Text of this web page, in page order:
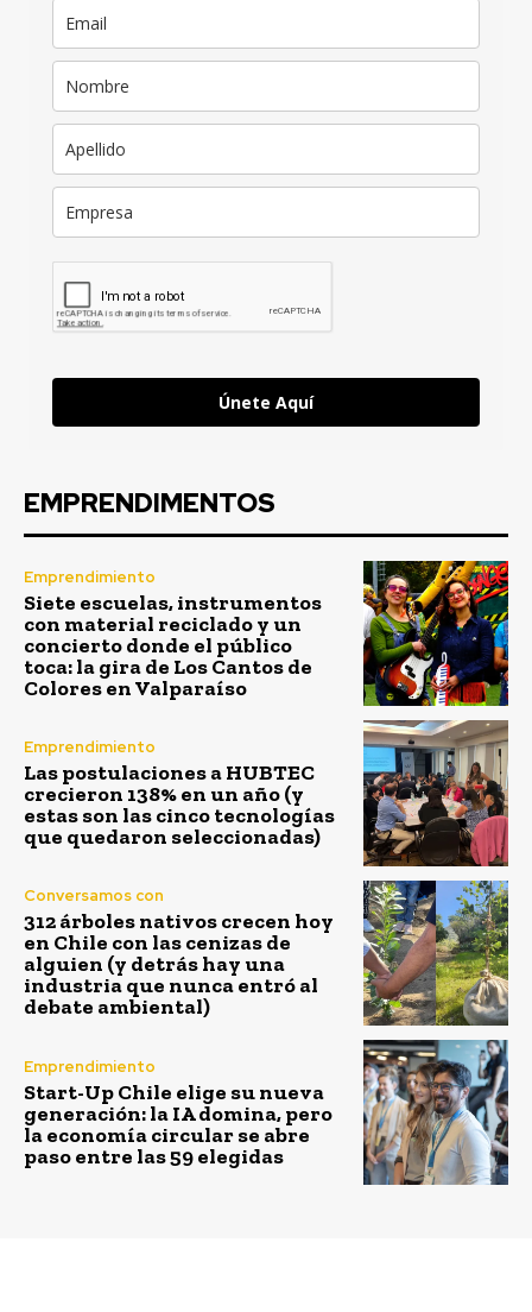
Únete Aquí
EMPRENDIMENTOS
Emprendimiento
Siete escuelas, instrumentos
con material reciclado y un
concierto donde el público
toca: la gira de Los Cantos de
Colores en Valparaíso
Emprendimiento
Las postulaciones a HUBTEC
crecieron 138% en un año (y
estas son las cinco tecnologías
que quedaron seleccionadas)
Conversamos con
312 árboles nativos crecen hoy
en Chile con las cenizas de
alguien (y detrás hay una
industria que nunca entró al
debate ambiental)
Emprendimiento
Start-Up Chile elige su nueva
generación: la IA domina, pero
la economía circular se abre
paso entre las 59 elegidas